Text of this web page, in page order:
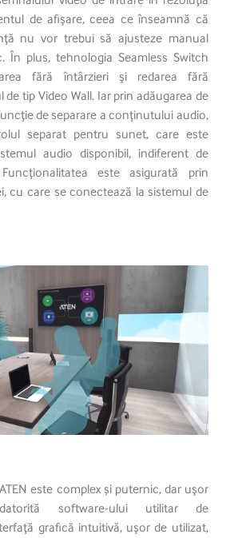
de afişare, ceea ce înseamnă că
nu vor trebui să ajusteze manual
În plus, tehnologia Seamless Switch
fără întârzieri şi redarea fără
tip Video Wall. Iar prin adăugarea de
de separare a conţinutului audio,
separat pentru sunet, care este
audio disponibil, indiferent de
este asigurată prin
cu care se conectează la sistemul de
este complex și puternic, dar uşor
software-ului utilitar de
grafică intuitivă, uşor de utilizat,